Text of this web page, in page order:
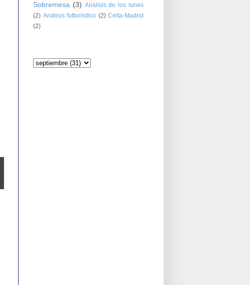
Sobremesa (3) Análisis de los lunes
(2) Análisis futbolístico (2) Celta-Madrid
(2)